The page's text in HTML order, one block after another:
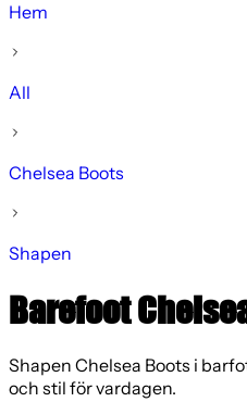
Hem
All
Chelsea Boots
Shapen
Barefoot
Shapen Chelsea Boots i
och stil för vardagen.